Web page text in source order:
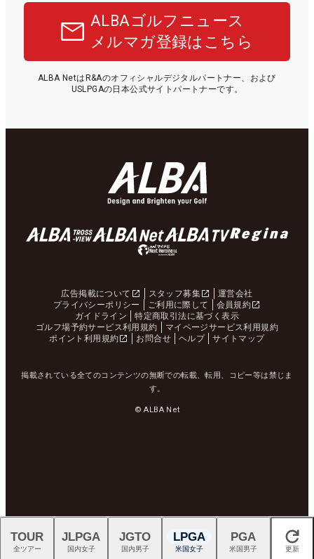
ALBAゴルフニュース
メルマガ登録はこちら
ALBA NetはR&Aのオフィシャルデジタルパートナー、および
USLPGAの日本公式サイトパートナーです。
広告掲載について スタッフ募集
運営会社
プライバシーポリシー
ご利用に際して
会員規約
ガイドライン
特定商取引法に基づく表示
ゴルフ場予約サービス利用規約
マイページサービス利用規約
ポイント利用規約
お問合せ ヘルプ サイトマップ
掲載されている全てのコンテンツの無断での転載、転用、コピー等は禁じま
す。
© ALBA Net
閉じる
TOUR
全ツアー
JLPGA
国内女子
JGTO
国内男子
LPGA
米国女子
PGA
米国男子 更新